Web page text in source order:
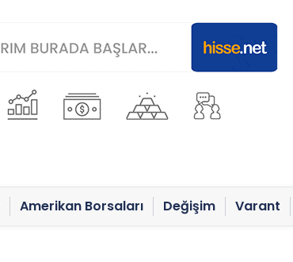
Amerikan Borsaları Değişim Varant